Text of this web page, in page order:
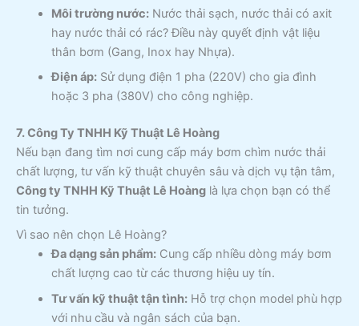
Môi trường nước:Nước thải sạch, nước thải có axit
hay nước thải có rác? Điều này quyết định vật liệu
thân bơm (Gang, Inox hay Nhựa).
Điện áp:Sử dụng điện 1 pha (220V) cho gia đình
hoặc 3 pha (380V) cho công nghiệp.
7. Công Ty TNHH Kỹ Thuật Lê Hoàng
Nếu bạn đang tìm nơi cung cấp máy bơm chìm nước thải
chất lượng, tư vấn kỹ thuật chuyên sâu và dịch vụ tận tâm,
Công ty TNHH Kỹ Thuật Lê Hoàng là lựa chọn bạn có thể
tin tưởng.
Vì sao nên chọn Lê Hoàng?
Đa dạng sản phẩm:Cung cấp nhiều dòng máy bơm
chất lượng cao từ các thương hiệu uy tín.
Tư vấn kỹ thuật tận tình:Hỗ trợ chọn model phù hợp
với nhu cầu và ngân sách của bạn.